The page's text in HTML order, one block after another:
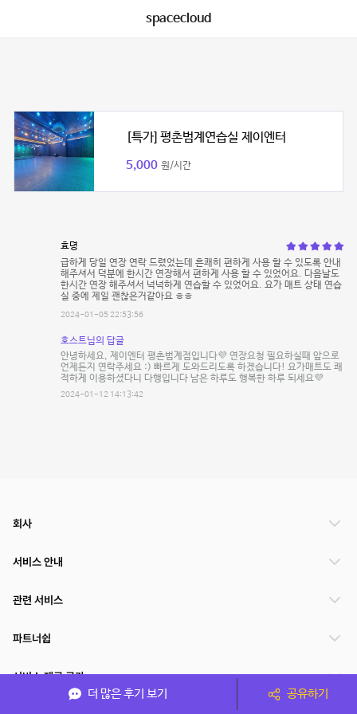
spacecloud
[특가] 평촌범계연습실 제이엔터
5,000 원/시간
효뎡
급하게 당일 연장 연락 드렸었는데 흔쾌히 편하게 사용 할 수 있도록 안내
해주셔서 덕분에 한시간 연장해서 편하게 사용 할 수 있었어요. 다음날도
한시간 연장 해주셔서 넉넉하게 연습할 수 있었어요. 요가 매트 상태 연습
실 중에 제일 괜찮은거같아요 ㅎㅎ
2024-01-05 22:53:56
호스트님의 답글
안녕하세요, 제이엔터 평촌범계점입니다💜 연장요청 필요하실때 앞으로
언제든지 연락주세요 :) 빠르게 도와드리도록 하겠습니다! 요가매트도 쾌
적하게 이용하셨다니 다행입니다 남은 하루도 행복한 하루 되세요💜
2024-01-12 14:13:42
더 많은 후기 보기 공유하기
회사
서비스 안내
관련 서비스
파트너쉽
서비스 제공 국가